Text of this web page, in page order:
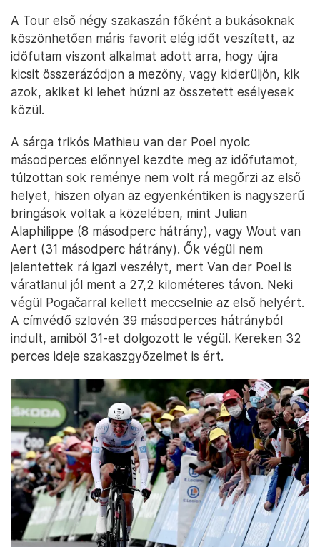
A Tour első négy szakaszán főként a bukásoknak
köszönhetően máris favorit elég időt veszített, az
időfutam viszont alkalmat adott arra, hogy újra
kicsit összerázódjon a mezőny, vagy kiderüljön, kik
azok, akiket ki lehet húzni az összetett esélyesek
közül.
A sárga trikós Mathieu van der Poel nyolc
másodperces előnnyel kezdte meg az időfutamot,
túlzottan sok reménye nem volt rá megőrzi az első
helyet, hiszen olyan az egyenkéntiken is nagyszerű
bringások voltak a közelében, mint Julian
Alaphilippe (8 másodperc hátrány), vagy Wout van
Aert (31 másodperc hátrány). Ők végül nem
jelentettek rá igazi veszélyt, mert Van der Poel is
váratlanul jól ment a 27,2 kilométeres távon. Neki
végül Pogačarral kellett meccselnie az első helyért.
A címvédő szlovén 39 másodperces hátrányból
indult, amiből 31-et dolgozott le végül. Kereken 32
perces ideje szakaszgyőzelmet is ért.